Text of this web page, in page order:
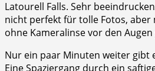
Latourell Falls. Sehr
nicht perfekt für tolle Fotos, aber
ohne Kameralinse vor den
Nur ein paar Minuten weiter gibt
Eine Spaziergang durch ein